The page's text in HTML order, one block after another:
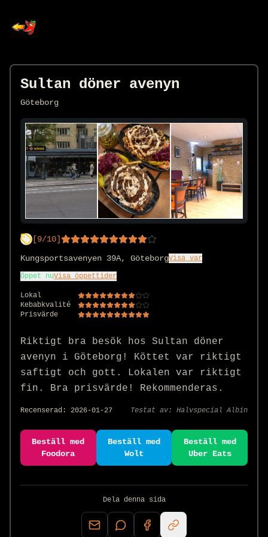
Sultan döner avenyn
Göteborg
[9/10]
Kungsportsavenyen 39A, GöteborgVisa var
Öppet nuVisa öppettider
Lokal
Kebabkvalité
Prisvärde
Riktigt bra besök hos Sultan döner
avenyn i Göteborg! Köttet var riktigt
saftigt och gott. Lokalen var riktigt
fin. Bra prisvärde! Rekommenderas.
Recenserad: 2026-01-27 Testat av: Halvspecial Albin
Beställ med
Foodora
Beställ med
Wolt
Beställ med
Uber Eats
Dela denna sida